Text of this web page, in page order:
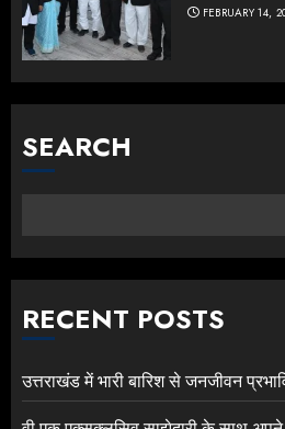
FEBRUARY 14,
SEARCH
RECENT POSTS
उत्तराखंड में भारी बारिश से जनजीवन